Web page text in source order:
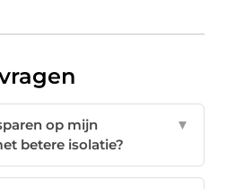
op mijn
betere isolatie?
▼